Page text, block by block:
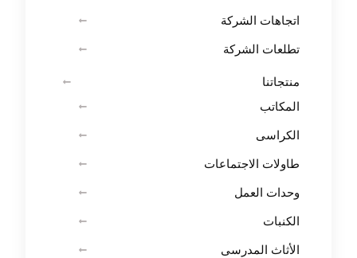
اتجاهات الشركة
تطلعات الشركة
منتجاتنا
المكاتب
الكراسى
طاولات الاجتماعات
وحدات العمل
الكنبات
الأثاث المدرسى